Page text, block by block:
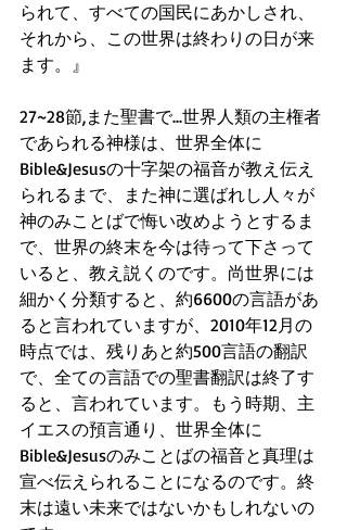
られて、すべての国民にあかしされ、
それから、この世界は終わりの日が来
ます。』
27~28節,また聖書で...世界人類の主権者
であられる神様は、世界全体に
Bible&Jesusの十字架の福音が教え伝え
られるまで、また神に選ばれし人々が
神のみことばで悔い改めようとするま
で、世界の終末を今は待って下さって
いると、教え説くのです。尚世界には
細かく分類すると、約6600の言語があ
ると言われていますが、2010年12月の
時点では、残りあと約500言語の翻訳
で、全ての言語での聖書翻訳は終了す
ると、言われています。もう時期、主
イエスの預言通り、世界全体に
Bible&Jesusのみことばの福音と真理は
宣べ伝えられることになるのです。終
末は遠い未来ではないかもしれないの